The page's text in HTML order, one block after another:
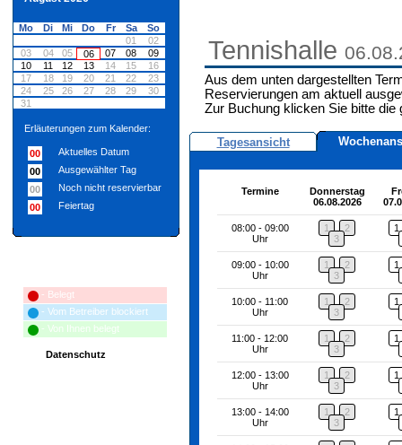
Mo Di Mi Do Fr Sa
So
01
02
03
04 05 06 07 08
09
10
11 12 13 14 15
16
17
18 19 20 21 22
23
24
25 26 27 28 29
30
31
Erläuterungen zum Kalender:
00
Aktuelles Datum
00
Ausgewählter Tag
00
Noch nicht reservierbar
00
Feiertag
- Belegt
- Vom Betreiber blockiert
- Von Ihnen belegt
Datenschutz
Tennishalle
Aus dem unten dargestellten
Reservierungen am aktuell
Zur Buchung klicken Sie bitte die
Tagesansicht
Termine
Donnerstag
06.08.2026
08:00 - 09:00
Uhr
1
2
3
1
09:00 - 10:00
Uhr
1
2
3
1
10:00 - 11:00
Uhr
1
2
3
1
11:00 - 12:00
Uhr
1
2
3
1
12:00 - 13:00
Uhr
1
2
3
1
13:00 - 14:00
Uhr
1
2
3
1